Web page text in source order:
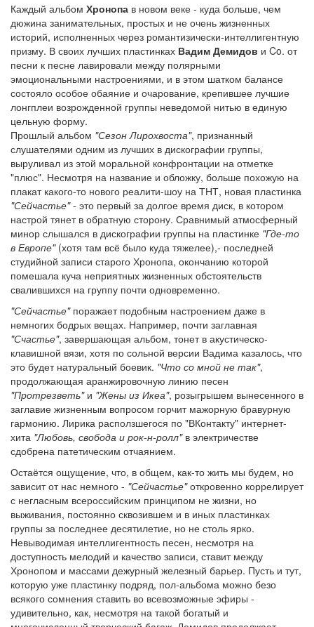
Каждый альбом Хронопа в новом веке - куда больше, чем
дюжина занимательных, простых и не очень жизненных
историй, исполненных через романтизически-интеллигентную
призму. В своих лучших пластинках Вадим Демидов и Co. от
песни к песне лавировали между полярными
эмоциональными настроениями, и в этом шатком балансе
состояло особое обаяние и очарование, крепившее лучшие
лонгплеи возрожденной группы неведомой нитью в единую
цельную форму.
Прошлый альбом "Сезон Лирохвоста", признанный
слушателями одним из лучших в дискографии группы,
выруливал из этой моральной конфронтации на отметке
"плюс". Несмотря на название и обложку, больше похожую на
плакат какого-то нового реалити-шоу на ТНТ, новая пластинка
"Сейчастье"- это первый за долгое время диск, в котором
настрой тянет в обратную сторону. Сравнимый атмосферный
минор слышался в дискографии группы на пластинке "Где-то
в Европе"(хотя там всё было куда тяжелее),- последней
студийной записи старого Хронопа, окончанию которой
помешала куча неприятных жизненных обстоятельств
свалившихся на группу почти одновременно.
"Сейчастье"поражает подобным настроением даже в
немногих бодрых вещах. Например, почти заглавная
"Счастье", завершающая альбом, тонет в акустическо-
клавишной вязи, хотя по сольной версии Вадима казалось, что
это будет натуральный боевик. "Что со мной не так",
продолжающая аранжировочную линию песен
"Протрезветь"и "Жены из Икеа", розыгрышем вынесенного в
заглавие жизненным вопросом горчит мажорную бравурную
гармонию. Лирика расползшегося по "ВКонтакту" интернет-
хита "Любовь, свобода и рок-н-ролл"в электричестве
сдобрена патетическим отчаянием.
Остаётся ощущение, что, в общем, как-то жить мы будем, но
зависит от нас немного - "Сейчастье"откровенно коррелирует
с негласным всероссийским принципом не жизни, но
выживания, постоянно сквозившем и в иных пластинках
группы за последнее десятилетие, но не столь ярко.
Невыводимая интеллигентность песен, несмотря на
доступность мелодий и качество записи, ставит между
Хронопом и массами дежурный железный барьер. Пусть и тут,
которую уже пластинку подряд, пол-альбома можно безо
всякого сомнения ставить во всевозможные эфиры -
удивительно, как, несмотря на такой богатый и